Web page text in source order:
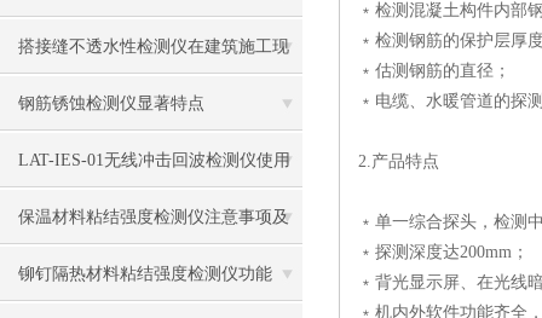
果的因素有哪些？
搭接缝不透水性检测仪在建筑施工现
场中的应用
钢筋锈蚀检测仪显著特点
LAT-IES-01无线冲击回波检测仪使用
操作方法
保温材料粘结强度检测仪注意事项及
保养
铆钉隔热材料粘结强度检测仪功能
﹡检测混凝土构件内部
﹡检测钢筋的保护层厚
﹡估测钢筋的直径；
﹡电缆、水暖管道的探
2.产品特点
﹡单一综合探头，检测
﹡探测深度达200mm；
﹡背光显示屏、在光线
﹡机内外软件功能齐全